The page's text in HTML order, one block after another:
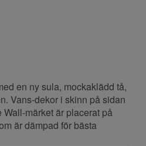
en ny sula, mockaklädd tå,
Vans-dekor i skinn på sidan
märket är placerat på
är dämpad för bästa